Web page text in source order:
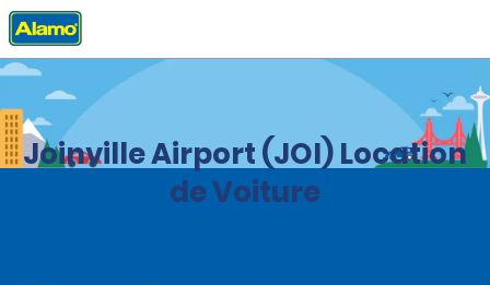
Accueil Agences
Joinville Airport (JOI) Location
de Voiture